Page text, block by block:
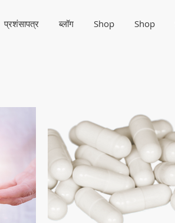
प्रशंसापत्र ब्लॉग Shop Shop